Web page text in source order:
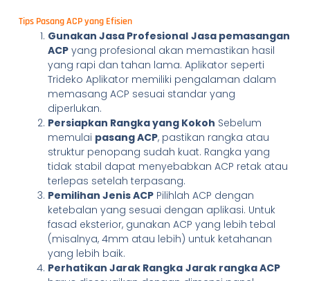
Tips Pasang ACP yang Efisien
Gunakan Jasa Profesional Jasa pemasangan
ACPyang profesional akan memastikan hasil
yang rapi dan tahan lama. Aplikator seperti
Trideko Aplikator memiliki pengalaman dalam
memasang ACP sesuai standar yang
diperlukan.
Persiapkan Rangka yang Kokoh Sebelum
memulai pasang ACP, pastikan rangka atau
struktur penopang sudah kuat. Rangka yang
tidak stabil dapat menyebabkan ACP retak atau
terlepas setelah terpasang.
Pemilihan Jenis ACPPilihlah ACP dengan
ketebalan yang sesuai dengan aplikasi. Untuk
fasad eksterior, gunakan ACP yang lebih tebal
(misalnya, 4mm atau lebih) untuk ketahanan
yang lebih baik.
Perhatikan Jarak Rangka Jarak rangka ACP